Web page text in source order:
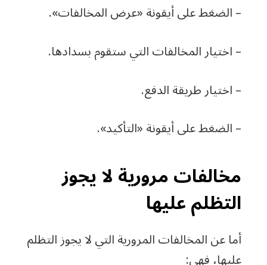
– الضغط على أيقونة «عرض المخالفات».
– اختيار المخالفات التي ستقوم بسدادها.
– اختيار طريقة الدفع.
– الضغط على أيقونة «التأكيد».
مخالفات مرورية لا يجوز
التظلم عليها
أما عن المخالفات المرورية التي لا يجوز التظلم